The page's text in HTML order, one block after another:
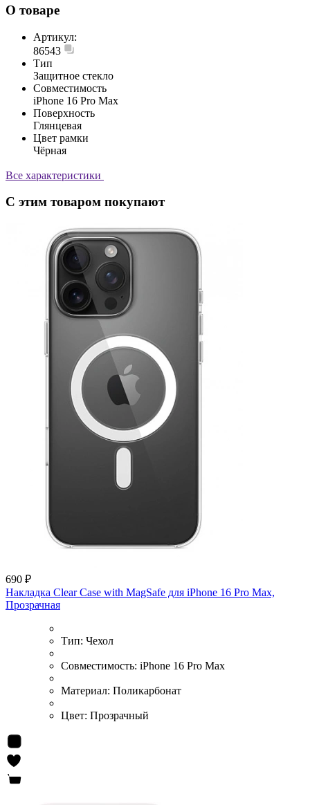
О товаре
Артикул:
86543
Тип
Защитное стекло
Совместимость
iPhone 16 Pro Max
Поверхность
Глянцевая
Цвет рамки
Чёрная
Все характеристики
С этим товаром покупают
690 ₽
Накладка Clear Case with MagSafe для iPhone 16 Pro Max,
Прозрачная
Тип: Чехол
Совместимость: iPhone 16 Pro Max
Материал: Поликарбонат
Цвет: Прозрачный